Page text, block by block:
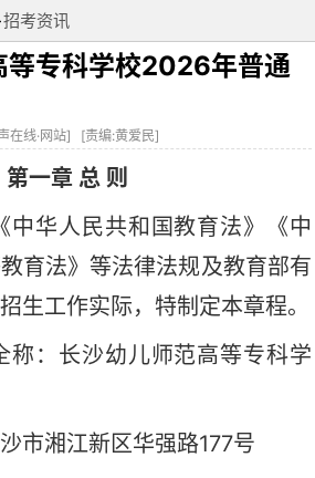
招考资讯
等专科学校2026年普通
在线·网站] [责编:黄爱民]
第一章 总 则
中华人民共和国教育法》《中
育法》等法律法规及教育部有
招生工作实际，特制定本章程。
称 ：长沙幼儿师范高等专科学
市湘江新区华强路177号